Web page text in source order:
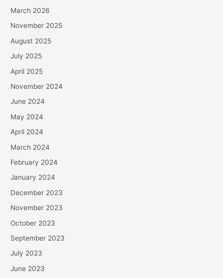
March 2026
November 2025
August 2025
July 2025
April 2025
November 2024
June 2024
May 2024
April 2024
March 2024
February 2024
January 2024
December 2023
November 2023
October 2023
September 2023
July 2023
June 2023